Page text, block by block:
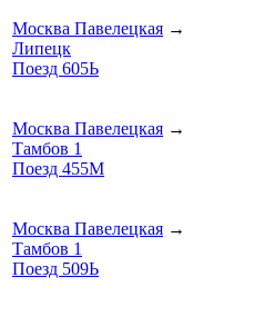
Москва Павелецкая →
Липецк
Поезд 605Ь
Москва Павелецкая →
Тамбов 1
Поезд 455М
Москва Павелецкая →
Тамбов 1
Поезд 509Ь